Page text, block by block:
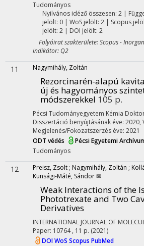
Tudományos
Nyilvános idéző összesen: 2|
jelölt: 0 | WoS jelölt: 2 | Scopus
jelölt: 2 | DOI jelölt: 2
Folyóirat szakterülete: Scopus -
indikátor: Q2
11 Nagymihály, Zoltán
Rezorcinarén-alapú
új és hagyományos
módszerekkel 105 p.
Pécsi Tudományegyetem Kémia
Disszertáció benyújtásának éve: 2020,
Megjelenés/Fokozatszerzés éve: 2021
ODT védés
Pécsi Egyetemi
Tudományos
12 Preisz, Zsolt ; Nagymihály, Zoltán ;
Kunsági-Máté, Sándor ✉
Weak Interactions of the
Phototrexate and Two
Derivatives
INTERNATIONAL JOURNAL OF
Paper: 10764 , 11 p. (2021)
DOIWoS Scopus PubMed